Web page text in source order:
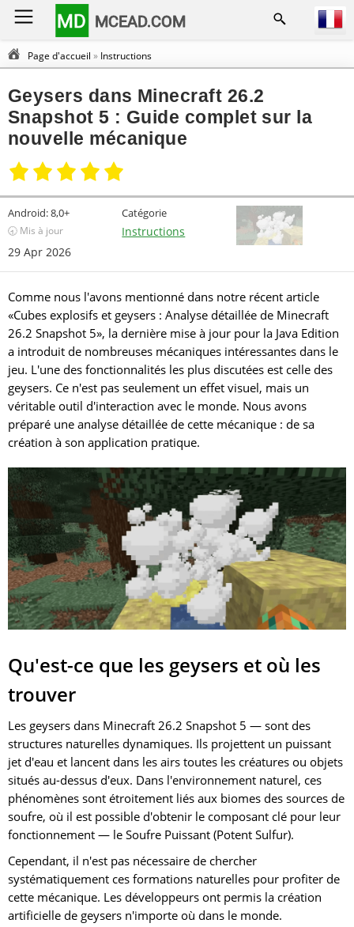
MD MCEAD.COM
Page d'accueil » Instructions
Geysers dans Minecraft 26.2
Snapshot 5 : Guide complet sur la
nouvelle mécanique
Android:8,0+
🕣 Mis à jour
29 Apr 2026
Catégorie
Instructions
Comme nous l'avons mentionné dans notre récent article
«Cubes explosifs et geysers : Analyse détaillée de Minecraft
26.2 Snapshot 5», la dernière mise à jour pour la Java Edition
a introduit de nombreuses mécaniques intéressantes dans le
jeu. L'une des fonctionnalités les plus discutées est celle des
geysers. Ce n'est pas seulement un effet visuel, mais un
véritable outil d'interaction avec le monde. Nous avons
préparé une analyse détaillée de cette mécanique : de sa
création à son application pratique.
Qu'est-ce que les geysers et où les
trouver
Les geysers dans Minecraft 26.2 Snapshot 5 — sont des
structures naturelles dynamiques. Ils projettent un puissant
jet d'eau et lancent dans les airs toutes les créatures ou objets
situés au-dessus d'eux. Dans l'environnement naturel, ces
phénomènes sont étroitement liés aux biomes des sources de
soufre, où il est possible d'obtenir le composant clé pour leur
fonctionnement — le Soufre Puissant (Potent Sulfur).
Cependant, il n'est pas nécessaire de chercher
systématiquement ces formations naturelles pour profiter de
cette mécanique. Les développeurs ont permis la création
artificielle de geysers n'importe où dans le monde.